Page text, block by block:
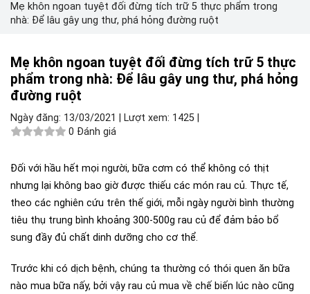
Mẹ khôn ngoan tuyệt đối đừng tích trữ 5 thực
phẩm trong nhà: Để lâu gây ung thư, phá hỏng
đường ruột
Ngày đăng: 13/03/2021 | Lượt xem: 1425 |
0 Đánh giá
Đối với hầu hết mọi người, bữa cơm có thể không có thịt
nhưng lại không bao giờ được thiếu các món rau củ. Thực tế,
theo các nghiên cứu trên thế giới, mỗi ngày người bình thường
tiêu thụ trung bình khoảng 300-500g rau củ để đảm bảo bổ
sung đầy đủ chất dinh dưỡng cho cơ thể.
Trước khi có dịch bệnh, chúng ta thường có thói quen ăn bữa
nào mua bữa nấy, bởi vậy rau củ mua về chế biến lúc nào cũng
Mẹ khôn ngoan tuyệt đối đừng tích trữ 5 thực phẩm trong
nhà: Để lâu gây ung thư, phá hỏng đường ruột